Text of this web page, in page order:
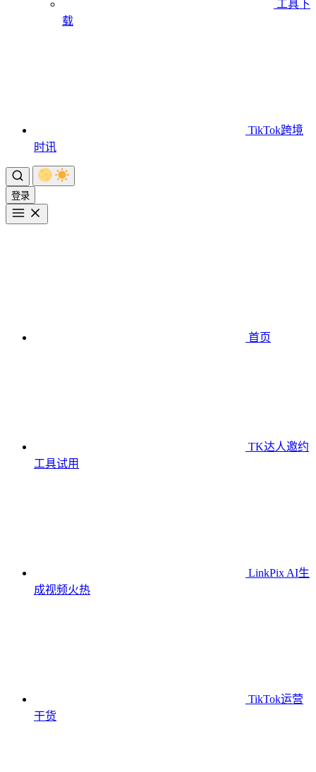
工具下
载
TikTok跨境
时讯
登录
首页
TK达人邀约
工具试用
LinkPix AI生
成视频火热
TikTok运营
干货